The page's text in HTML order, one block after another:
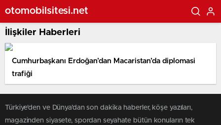
otomobilsitesi.net
İlişkiler Haberleri
Cumhurbaşkanı Erdoğan’dan Macaristan’da diplomasi
trafiği
Türkiye'den ve Dünya’dan son dakika haberler, köşe yazıları,
magazinden siyasete, spordan seyahate bütün konuların tek